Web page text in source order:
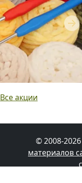
Все акции
© 2008-
материалов